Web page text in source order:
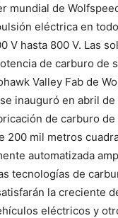
mundial de
eléctrica en
V hasta 800 V. Las
de carburo de
Valley Fab de
inauguró en abril
de carburo
200 mil metros
automatizada
tecnologías de
la creciente
eléctricos y